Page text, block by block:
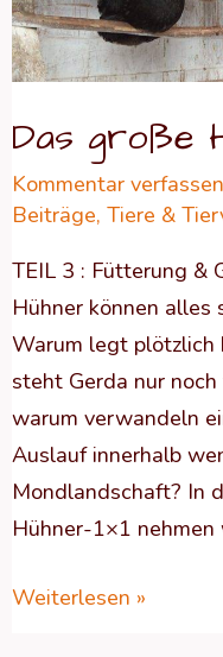
Das große
Kommentar verfassen
Beiträge, Tiere &
TEIL 3 : Fütterung &
Hühner können alles
Warum legt plötzlich
steht Gerda nur
warum verwandeln
Auslauf innerhalb
Mondlandschaft? In
Hühner-1×1
TEIL
3
Weiterlesen »